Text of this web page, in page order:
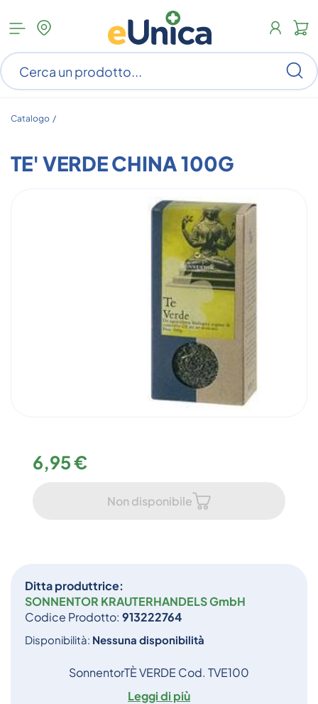
Apri
menu
categorie
Catalogo /
TE' VERDE CHINA 100G
Ditta produttrice:
SONNENTOR KRAUTERHANDELS GmbH
Codice Prodotto: 913222764
Disponibilità: Nessuna disponibilità
SonnentorTÈ VERDE Cod. TVE100
Leggi di più
6,95 €
Non disponibile